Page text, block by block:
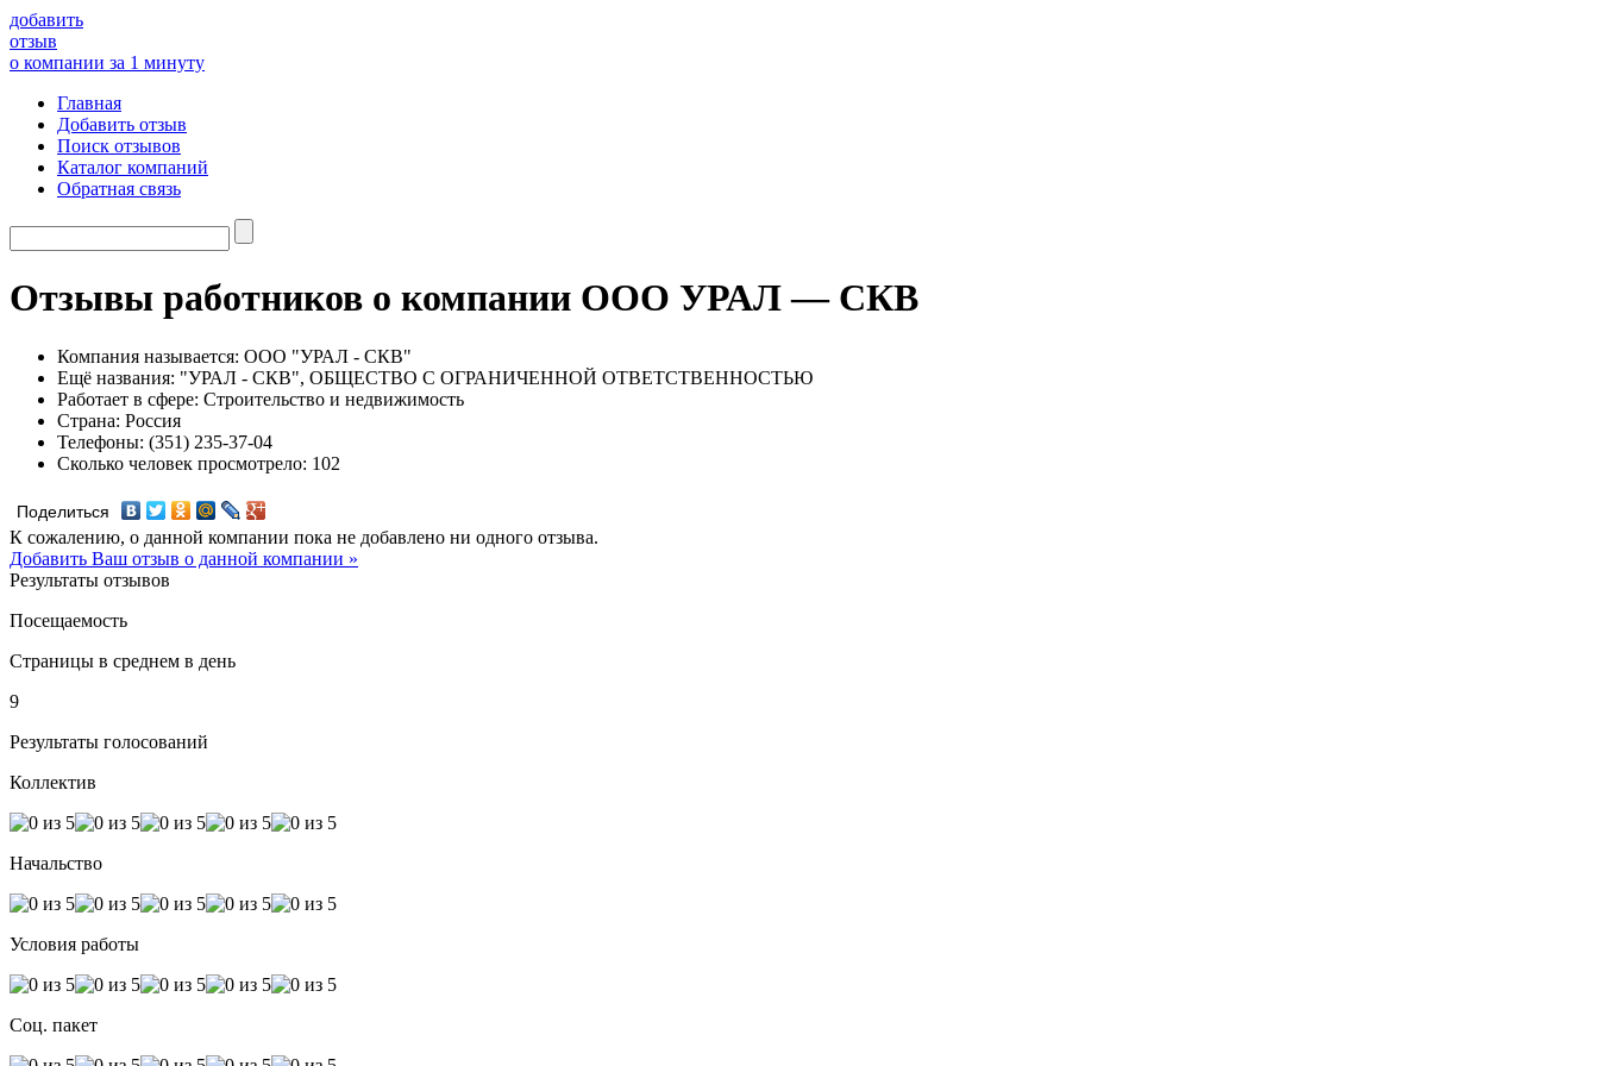
добавить
отзыв
о компании за 1 минуту
Главная
Добавить отзыв
Поиск отзывов
Каталог компаний
Обратная связь
Отзывы работников о компании ООО УРАЛ — СКВ
Компания называется: ООО "УРАЛ - СКВ"
Ещё названия: "УРАЛ - СКВ", ОБЩЕСТВО С ОГРАНИЧЕННОЙ ОТВЕТСТВЕННОСТЬЮ
Работает в сфере: Строительство и недвижимость
Страна: Россия
Телефоны: (351) 235-37-04
Сколько человек просмотрело: 102
Поделиться
К сожалению, о данной компании пока не добавлено ни одного отзыва.
Добавить Ваш отзыв о данной компании »
Результаты отзывов
Посещаемость
Страницы в среднем в день
9
Результаты голосований
Коллектив
Начальство
Условия работы
Соц. пакет